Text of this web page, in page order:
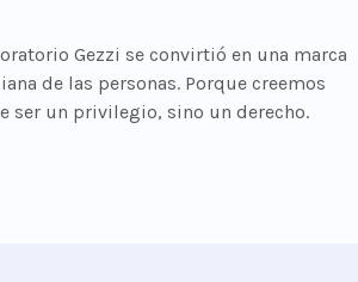
Gezzi se convirtió en una marca
de las personas. Porque creemos
ser un privilegio, sino un derecho.